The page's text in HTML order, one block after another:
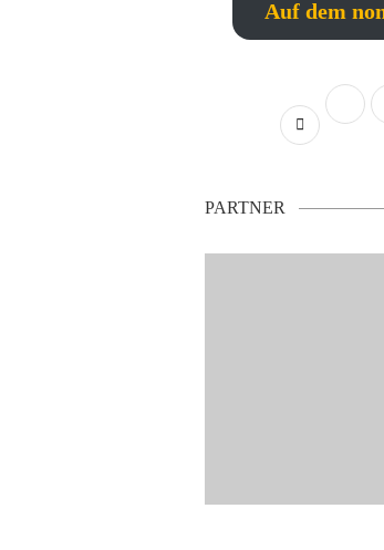
Auf dem
PARTNER